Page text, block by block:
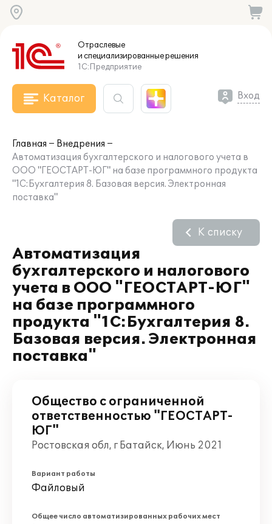
Отраслевые
и специализированныерешения
1С:Предприятие
Каталог Вход
Главная
Внедрения
Автоматизация бухгалтерского и налогового учета в
ООО "ГЕОСТАРТ-ЮГ" на базе программного продукта
"1С:Бухгалтерия 8. Базовая версия. Электронная
поставка"
Автоматизация
бухгалтерского и налогового
учета в ООО "ГЕОСТАРТ-ЮГ"
на базе программного
продукта "1С:Бухгалтерия 8.
Базовая версия. Электронная
поставка"
К списку
Общество с ограниченной
ответственностью "ГЕОСТАРТ-
ЮГ"
Ростовская обл, г Батайск, Июнь 2021
Вариант работы
Файловый
Общее число автоматизированных рабочих мест